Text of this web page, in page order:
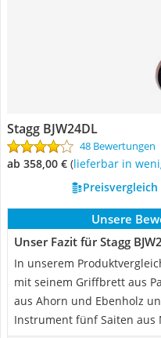
Stagg BJW24DL
48 Bewertungen
ab 358,00 € ( Lieferbar in
Unsere
Unser Fazit für Stagg
In unserem
mit seinem Griffbrett aus
aus Ahorn und Ebenholz
Instrument fünf Saiten aus